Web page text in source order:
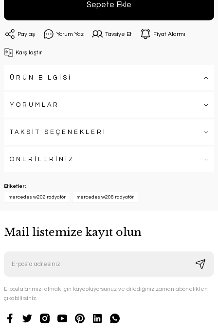
Sepete Ekle
Paylaş Yorum Yaz Tavsiye Et Fiyat Alarmı
Karşılaştır
ÜRÜN BİLGİSİ
YORUMLAR
TAKSİT SEÇENEKLERİ
ÖNERİLERİNİZ
Etiketler :
mercedes w202 radyatör mercedes w208 radyatör
Mail listemize kayıt olun
E-postalarımızı almak için kaydoluyorsunuz ve dilediğiniz zaman abonelikten
çıkabilirsiniz.